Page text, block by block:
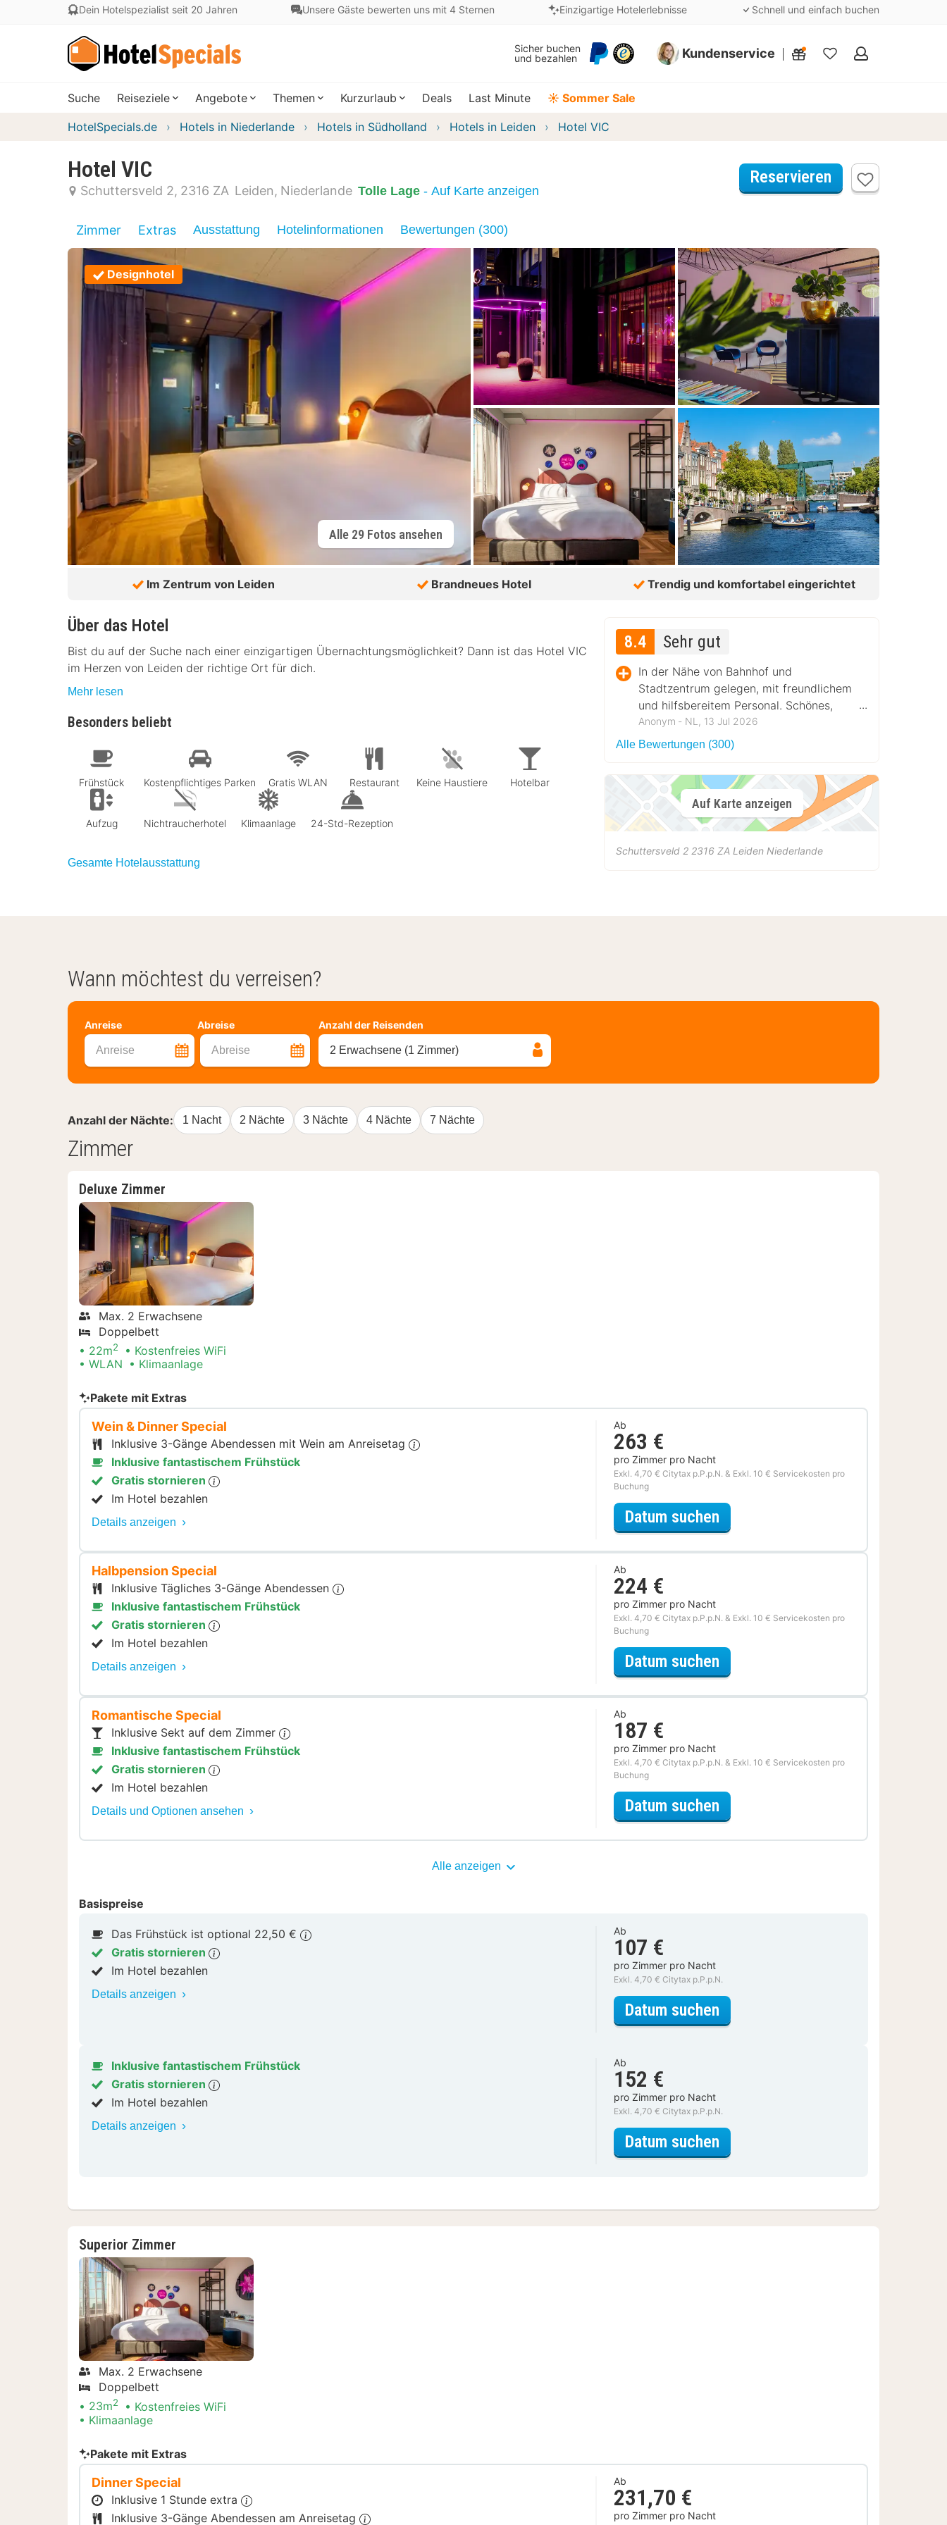
Dein Hotelspezialist seit 20 Jahren Unsere Gäste bewerten uns mit 4 Sternen Einzigartige Hotelerlebnisse Schnell und einfach buchen
Sicher buchen
und bezahlen
Kundenservice
Meine
Suche Reiseziele Angebote Themen Kurzurlaub Deals Last Minute ☀️ Sommer Sale
HotelSpecials.de Hotels in Niederlande Hotels in Südholland Hotels in Leiden Hotel VIC
Hotel VIC
Schuttersveld 2 2316 ZA Leiden Niederlande Tolle Lage - Auf Karte anzeigen
Reservieren
Zimmer Extras Ausstattung Hotelinformationen Bewertungen (300)
Designhotel
Alle 29 Fotos ansehen
Im Zentrum von Leiden Brandneues Hotel Trendig und komfortabel eingerichtet
Über das Hotel
Bist du auf der Suche nach einer einzigartigen Übernachtungsmöglichkeit? Dann ist das Hotel VIC
im Herzen von Leiden der richtige Ort für dich.
Mehr lesen
Besonders beliebt
Frühstück Kostenpflichtiges Parken Gratis WLAN Restaurant Keine Haustiere Hotelbar
Aufzug Nichtraucherhotel Klimaanlage 24-Std-Rezeption
Gesamte Hotelausstattung
8.4 Sehr gut
In der Nähe von Bahnhof und
Stadtzentrum gelegen, mit freundlichem
und hilfsbereitem Personal. Schönes,
geräumiges Zimmer mit toller Dusche,
separatem WC und geschmackvoller
Anonym ‐ NL, 13 Jul 2026
Alle Bewertungen (300)
Auf Karte anzeigen
Schuttersveld 2 2316 ZA Leiden Niederlande
Wann möchtest du verreisen?
Anreise Abreise
Anreise Abreise
Anzahl der Reisenden
2 Erwachsene (1 Zimmer)
Anzahl der Nächte: 1 Nacht 2 Nächte 3 Nächte 4 Nächte 7 Nächte
Zimmer
Deluxe Zimmer
Max. 2 Erwachsene
Doppelbett
22m2
Kostenfreies WiFi
WLAN
Klimaanlage
Pakete mit Extras
Wein & Dinner Special
Inklusive 3-Gänge Abendessen mit Wein am Anreisetag
Inklusive fantastischem Frühstück
Gratis stornieren
Im Hotel bezahlen
Details anzeigen
Ab
263 €
pro Zimmer pro Nacht
Exkl. 4,70 € Citytax p.P.p.N. & Exkl. 10 € Servicekosten pro
Buchung
Datum suchen
Halbpension Special
Inklusive Tägliches 3-Gänge Abendessen
Inklusive fantastischem Frühstück
Gratis stornieren
Im Hotel bezahlen
Details anzeigen
Ab
224 €
pro Zimmer pro Nacht
Exkl. 4,70 € Citytax p.P.p.N. & Exkl. 10 € Servicekosten pro
Buchung
Datum suchen
Romantische Special
Inklusive Sekt auf dem Zimmer
Inklusive fantastischem Frühstück
Gratis stornieren
Im Hotel bezahlen
Details und Optionen ansehen
Ab
187 €
pro Zimmer pro Nacht
Exkl. 4,70 € Citytax p.P.p.N. & Exkl. 10 € Servicekosten pro
Buchung
Datum suchen
Alle anzeigen
Basispreise
Das Frühstück ist optional 22,50 €
Gratis stornieren
Im Hotel bezahlen
Details anzeigen
Ab
107 €
pro Zimmer pro Nacht
Exkl. 4,70 € Citytax p.P.p.N.
Datum suchen
Inklusive fantastischem Frühstück
Gratis stornieren
Im Hotel bezahlen
Details anzeigen
Ab
152 €
pro Zimmer pro Nacht
Exkl. 4,70 € Citytax p.P.p.N.
Datum suchen
Superior Zimmer
Max. 2 Erwachsene
Doppelbett
23m2
Kostenfreies WiFi
Klimaanlage
Pakete mit Extras
Dinner Special
Inklusive 1 Stunde extra
Inklusive 3-Gänge Abendessen am Anreisetag
Ab
231,70 €
pro Zimmer pro Nacht